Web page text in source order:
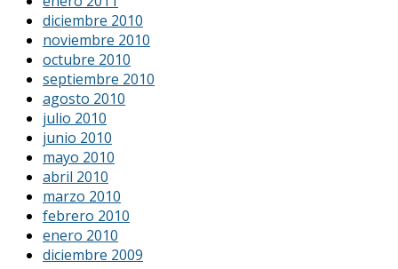
diciembre 2010
noviembre 2010
octubre 2010
septiembre 2010
agosto 2010
julio 2010
junio 2010
mayo 2010
abril 2010
marzo 2010
febrero 2010
enero 2010
diciembre 2009